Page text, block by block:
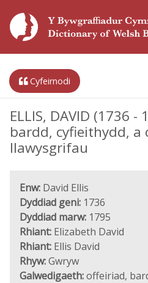
Cyfeirnodi
ELLIS, DAVID (1736
bardd, cyfieithydd, a
llawysgrifau
Enw: David Ellis
Dyddiad geni: 1736
Dyddiad marw: 1795
Rhiant: Elizabeth David
Rhiant: Ellis David
Rhyw:Gwryw
Galwedigaeth:offeiriad,